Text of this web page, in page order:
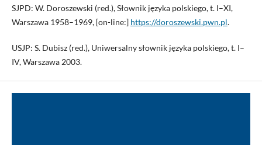
SJPD: W. Doroszewski (red.), Słownik języka polskiego, t. I–XI,
Warszawa 1958–1969, [on-line:] https://doroszewski.pwn.pl.
USJP: S. Dubisz (red.), Uniwersalny słownik języka polskiego, t. I–
IV, Warszawa 2003.